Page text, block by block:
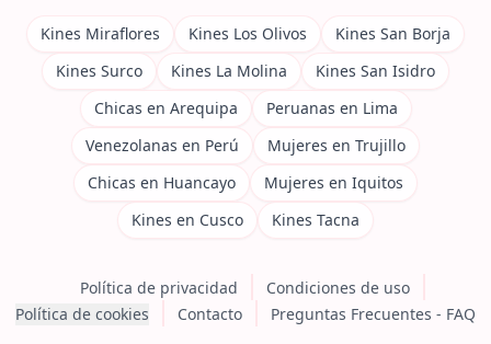
Kines Miraflores Kines Los Olivos
Kines San Borja
Kines Surco
Kines La Molina
Kines San Isidro
Chicas en Arequipa
Peruanas en Lima
Venezolanas en Perú
Mujeres en Trujillo
Chicas en Huancayo
Mujeres en Iquitos
Kines en Cusco
Kines Tacna
Política de privacidad
Condiciones de uso
Política de cookies
Contacto Preguntas Frecuentes - FAQ